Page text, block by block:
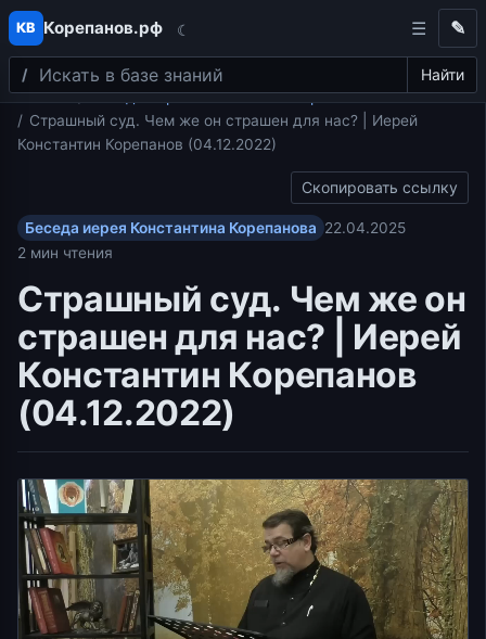
Перейти к содержимому
КВ Корепанов.рф ☾
Поиск Найти
✎
Главная
Беседа иерея Константина Корепанова
Страшный суд. Чем же он страшен для нас? | Иерей
Константин Корепанов (04.12.2022)
Скопировать ссылку
Беседа иерея Константина Корепанова 22.04.2025
2 мин чтения
Страшный суд. Чем же он
страшен для нас? | Иерей
Константин Корепанов
(04.12.2022)